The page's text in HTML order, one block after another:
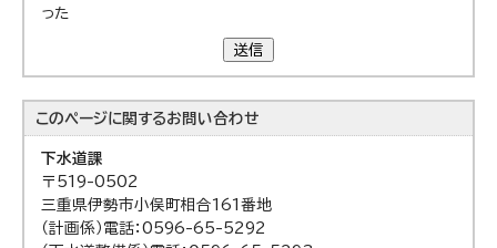
った
送信
このページに関するお問い合わせ
下水道課
〒519-0502
三重県伊勢市小俣町相合161番地
（計画係）電話：0596-65-5292